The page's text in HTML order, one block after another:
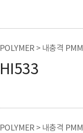
POLYMER > 내충격
HI533
POLYMER > 내충격